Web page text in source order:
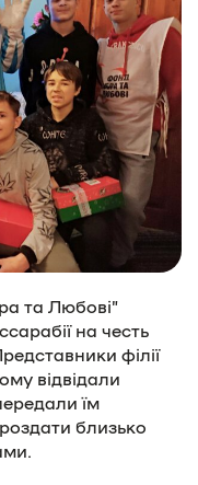
та Любові”
на честь
філії
відвідали
їм
близько